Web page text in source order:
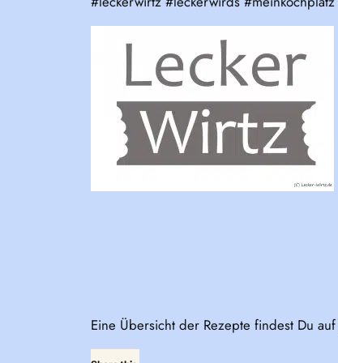
Eine Übersicht der Rezepte findest Du auf